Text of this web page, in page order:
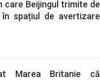
care Beijingul trimite de
spațiul de avertizare
Marea Britanie că